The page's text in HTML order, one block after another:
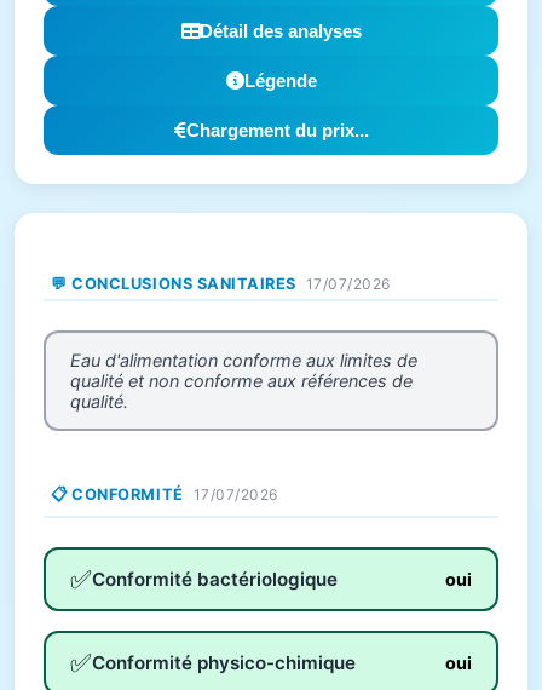
Détail des analyses
Légende
Chargement du prix...
💬 CONCLUSIONS SANITAIRES 17/07/2026
Eau d'alimentation conforme aux limites de
qualité et non conforme aux références de
qualité.
📋 CONFORMITÉ 17/07/2026
✅Conformité bactériologique oui
✅Conformité physico-chimique oui